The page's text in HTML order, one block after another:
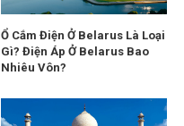
Ổ Cắm Điện Ở Belarus Là Loại
Gì? Điện Áp Ở Belarus Bao
Nhiêu Vôn?